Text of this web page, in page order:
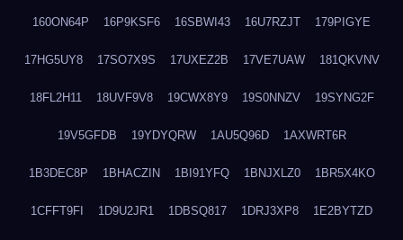
160ON64P 16P9KSF6 16SBWI43 16U7RZJT 179PIGYE
17HG5UY8 17SO7X9S 17UXEZ2B 17VE7UAW 181QKVNV
18FL2H11 18UVF9V8 19CWX8Y9 19S0NNZV 19SYNG2F
19V5GFDB 19YDYQRW 1AU5Q96D 1AXWRT6R
1B3DEC8P 1BHACZIN 1BI91YFQ 1BNJXLZ0 1BR5X4KO
1CFFT9FI 1D9U2JR1 1DBSQ817 1DRJ3XP8 1E2BYTZD